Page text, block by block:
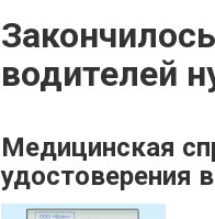
водителей
Медицинская
удостоверения